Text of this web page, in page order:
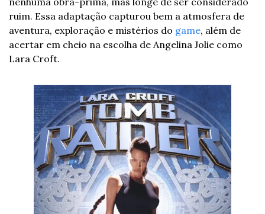
ruim. Essa adaptação capturou bem a atmosfera de
aventura, exploração e mistérios do game, além de
acertar em cheio na escolha de Angelina Jolie como
Lara Croft.